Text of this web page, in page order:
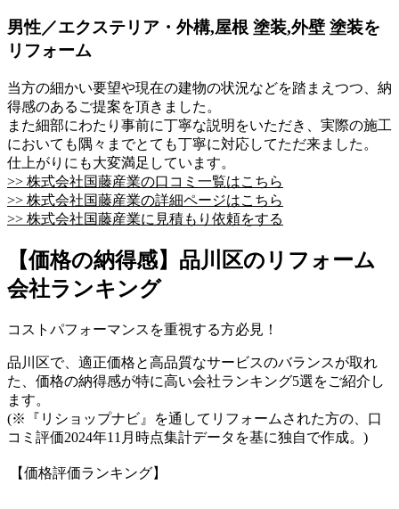
男性／エクステリア・外構,屋根 塗装,外壁 塗装を
リフォーム
当方の細かい要望や現在の建物の状況などを踏まえつつ、納
得感のあるご提案を頂きました。
また細部にわたり事前に丁寧な説明をいただき、実際の施工
においても隅々までとても丁寧に対応してただ来ました。
仕上がりにも大変満足しています。
>> 株式会社国藤産業の口コミ一覧はこちら
>> 株式会社国藤産業の詳細ページはこちら
>> 株式会社国藤産業に見積もり依頼をする
【価格の納得感】品川区のリフォーム
会社ランキング
コストパフォーマンスを重視する方必見！
品川区で、適正価格と高品質なサービスのバランスが取れ
た、価格の納得感が特に高い会社ランキング5選をご紹介し
ます。
(※『リショップナビ』を通してリフォームされた方の、口
コミ評価2024年11月時点集計データを基に独自で作成。)
【価格評価ランキング】